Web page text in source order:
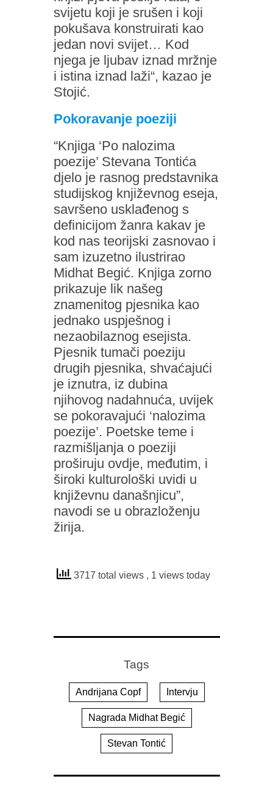
svijetu koji je srušen i koji
pokušava konstruirati kao
jedan novi svijet… Kod
njega je ljubav iznad mržnje
i istina iznad laži“, kazao je
Stojić.
Pokoravanje poeziji
“Knjiga ‘Po nalozima
poezije’ Stevana Tontića
djelo je rasnog predstavnika
studijskog književnog eseja,
savršeno usklađenog s
definicijom žanra kakav je
kod nas teorijski zasnovao i
sam izuzetno ilustrirao
Midhat Begić. Knjiga zorno
prikazuje lik našeg
znamenitog pjesnika kao
jednako uspješnog i
nezaobilaznog esejista.
Pjesnik tumači poeziju
drugih pjesnika, shvaćajući
je iznutra, iz dubina
njihovog nadahnuća, uvijek
se pokoravajući ‘nalozima
poezije’. Poetske teme i
razmišljanja o poeziji
proširuju ovdje, međutim, i
široki kulturološki uvidi u
književnu današnjicu”,
navodi se u obrazloženju
žirija.
3717 total views , 1 views today
Tags
Andrijana Copf Intervju
Nagrada Midhat Begić
Stevan Tontić